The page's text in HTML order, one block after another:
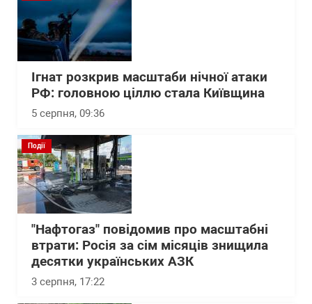
Ігнат розкрив масштаби нічної атаки
РФ: головною ціллю стала Київщина
5 серпня, 09:36
Події
"Нафтогаз" повідомив про масштабні
втрати: Росія за сім місяців знищила
десятки українських АЗК
3 серпня, 17:22